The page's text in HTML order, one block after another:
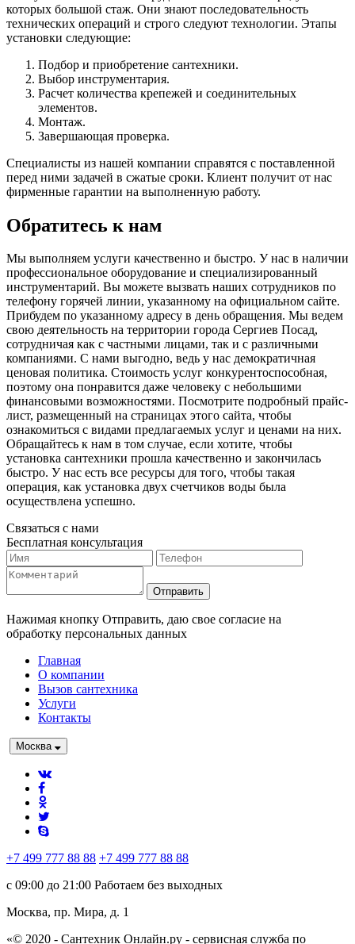
которых большой стаж. Они знают последовательность
технических операций и строго следуют технологии. Этапы
установки следующие:
Подбор и приобретение сантехники.
Выбор инструментария.
Расчет количества крепежей и соединительных
элементов.
Монтаж.
Завершающая проверка.
Специалисты из нашей компании справятся с поставленной
перед ними задачей в сжатые сроки. Клиент получит от нас
фирменные гарантии на выполненную работу.
Обратитесь к нам
Мы выполняем услуги качественно и быстро. У нас в наличии
профессиональное оборудование и специализированный
инструментарий. Вы можете вызвать наших сотрудников по
телефону горячей линии, указанному на официальном сайте.
Прибудем по указанному адресу в день обращения. Мы ведем
свою деятельность на территории города Сергиев Посад,
сотрудничая как с частными лицами, так и с различными
компаниями. С нами выгодно, ведь у нас демократичная
ценовая политика. Стоимость услуг конкурентоспособная,
поэтому она понравится даже человеку с небольшими
финансовыми возможностями. Посмотрите подробный прайс-
лист, размещенный на страницах этого сайта, чтобы
ознакомиться с видами предлагаемых услуг и ценами на них.
Обращайтесь к нам в том случае, если хотите, чтобы
установка сантехники прошла качественно и закончилась
быстро. У нас есть все ресурсы для того, чтобы такая
операция, как установка двух счетчиков воды была
осуществлена успешно.
Связаться с нами
Бесплатная консультация
Отправить
Нажимая кнопку Отправить, даю свое согласие на
обработку персональных данных
Главная
О компании
Вызов сантехника
Услуги
Контакты
Москва
+7 499 777 88 88 +7 499 777 88 88
с 09:00 до 21:00 Работаем без выходных
Москва, пр. Мира, д. 1
«© 2020 - Сантехник Онлайн.ру - сервисная служба по